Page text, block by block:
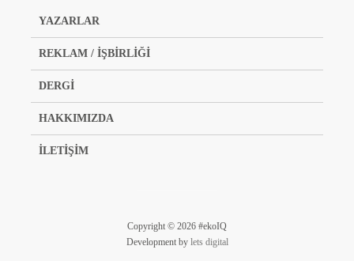
YAZARLAR
REKLAM / İŞBİRLİĞİ
DERGİ
HAKKIMIZDA
İLETİŞİM
Copyright © 2026 #ekoIQ
Development by lets digital